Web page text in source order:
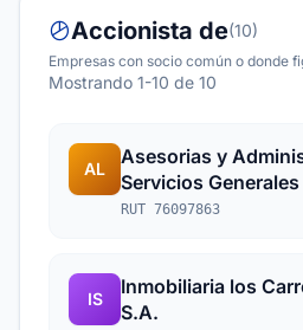
Accionista de(10)
Empresas con socio común o donde
Mostrando 1-10 de 10
AL
Asesorias y
Servicios
RUT 76097863
IS
Inmobiliaria los
S.A.